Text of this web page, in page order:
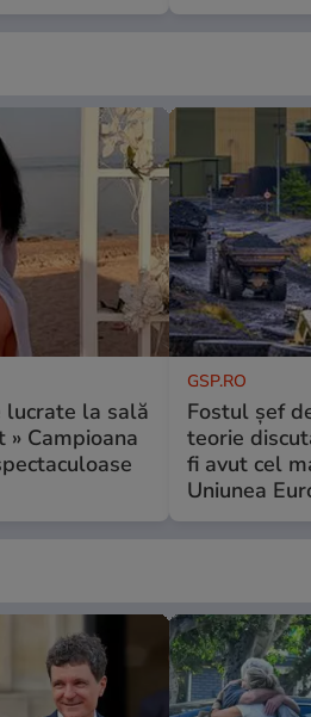
la sală
Campioana
GSP.RO
Fostul șef
teorie
fi avut cel
Uniunea